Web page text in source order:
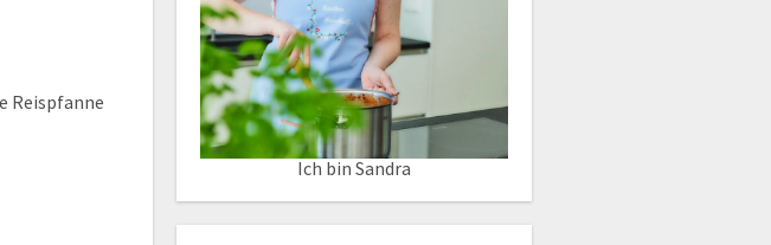
Reispfanne
Ich bin Sandra